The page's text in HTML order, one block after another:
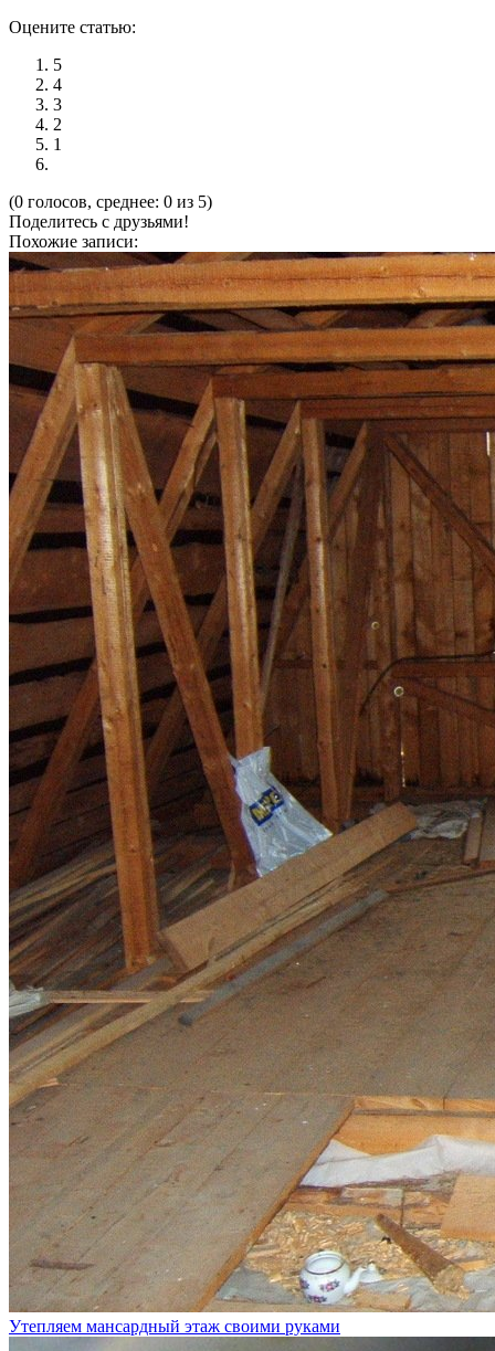
Оцените статью:
5
4
3
2
1
(0 голосов, среднее: 0 из 5)
Поделитесь с друзьями!
Похожие записи:
Утепляем мансардный этаж своими руками